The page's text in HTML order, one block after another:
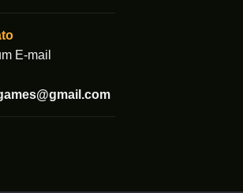
E-mail